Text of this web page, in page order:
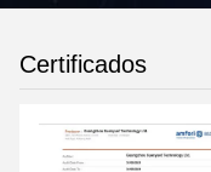
Certificados